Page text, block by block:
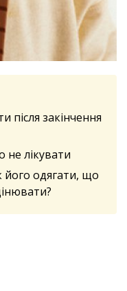
після закінчення
не лікувати
його одягати, що